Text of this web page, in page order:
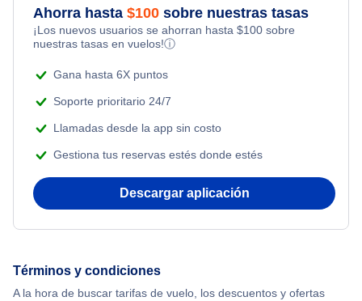
Flights Under $99
Flights Under $199
Flights from Toronto to Shanghai
Flights from Nueva York to Tel Aviv
Flights from Nueva York to Atenas
Flights from Shanghai to Nueva York
Honeymoon Vacations
Romantic Vacations
Adventure Vacations
Ahorra hasta $100 sobre nuestras tasas
¡Los nuevos usuarios se ahorran hasta $100 sobre
nuestras tasas en vuelos!ⓘ
Gana hasta 6X puntos
Soporte prioritario 24/7
Llamadas desde la app sin costo
Gestiona tus reservas estés donde estés
Descargar aplicación
Términos y condiciones
A la hora de buscar tarifas de vuelo, los descuentos y ofertas